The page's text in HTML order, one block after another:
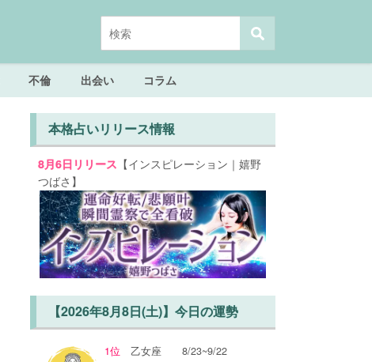
不倫 出会い コラム
本格占いリリース情報
8月6日リリース 【インスピレーション｜嬉野
つばさ】
【2026年8月8日(土)】今日の運勢
1位 乙女座 8/23~9/22